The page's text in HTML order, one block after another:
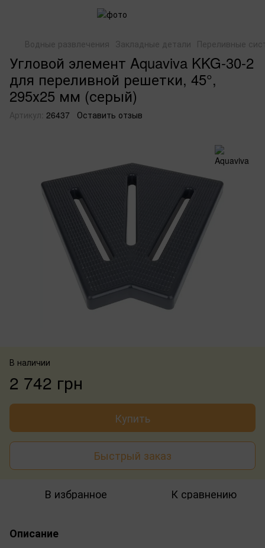
Водные развлечения Закладные детали Переливные
Угловой элемент Aquaviva KKG-30-2
для переливной решетки, 45°,
295х25 мм (серый)
Артикул: 26437 Оставить отзыв
В наличии
2 742 грн
Купить
Быстрый заказ
В избранное К сравнению
Описание